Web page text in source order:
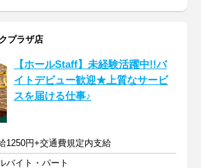
プラザ店
【ホールStaff】未経験活躍中!!バ
イトデビュー歓迎★上質なサービ
スを届ける仕事♪
1250円+交通費規定内支給
バイト・パート